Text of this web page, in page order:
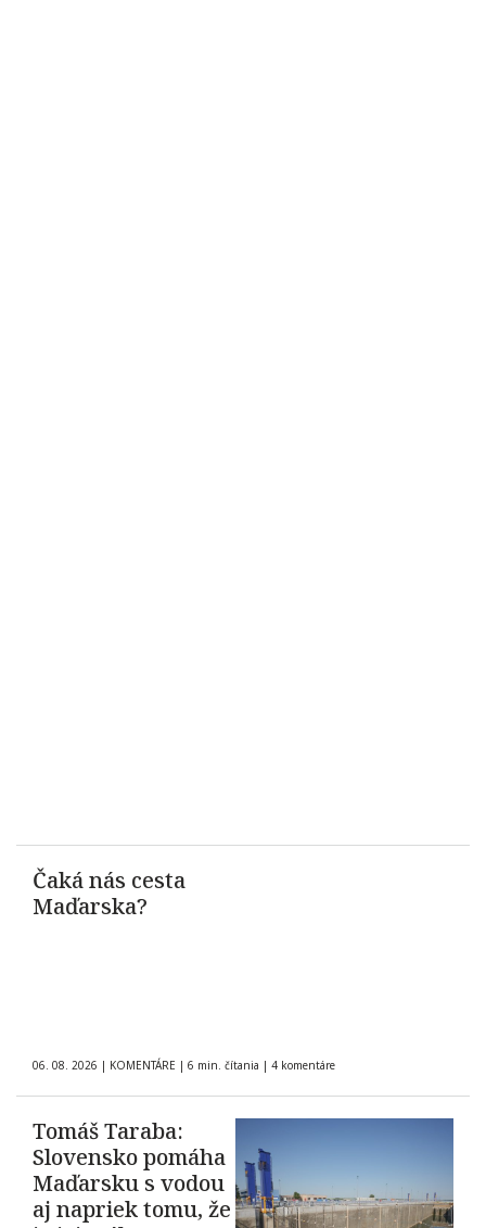
Čaká nás cesta
Maďarska?
06. 08. 2026 | KOMENTÁRE | 6 min. čítania | 4 komentáre
Tomáš Taraba:
Slovensko pomáha
Maďarsku s vodou
aj napriek tomu, že